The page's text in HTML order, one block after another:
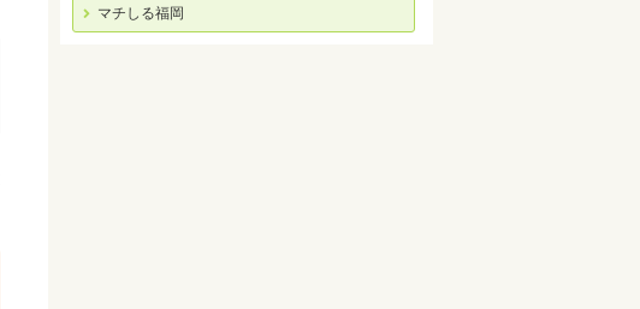
マチしる福岡